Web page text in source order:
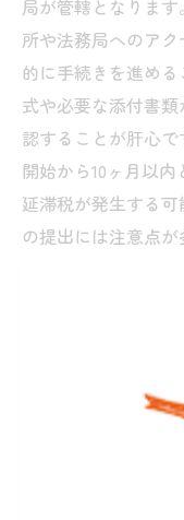
局が管轄となりま
所や法務局へのア
的に手続きを進め
式や必要な添付書
認することが肝心
開始から10ヶ月以
延滞税が発生する
の提出には注意点
相続手続きは法律
は専門家の助けが
所では、相続手続
専門家が対応しま
相続税の申告、不